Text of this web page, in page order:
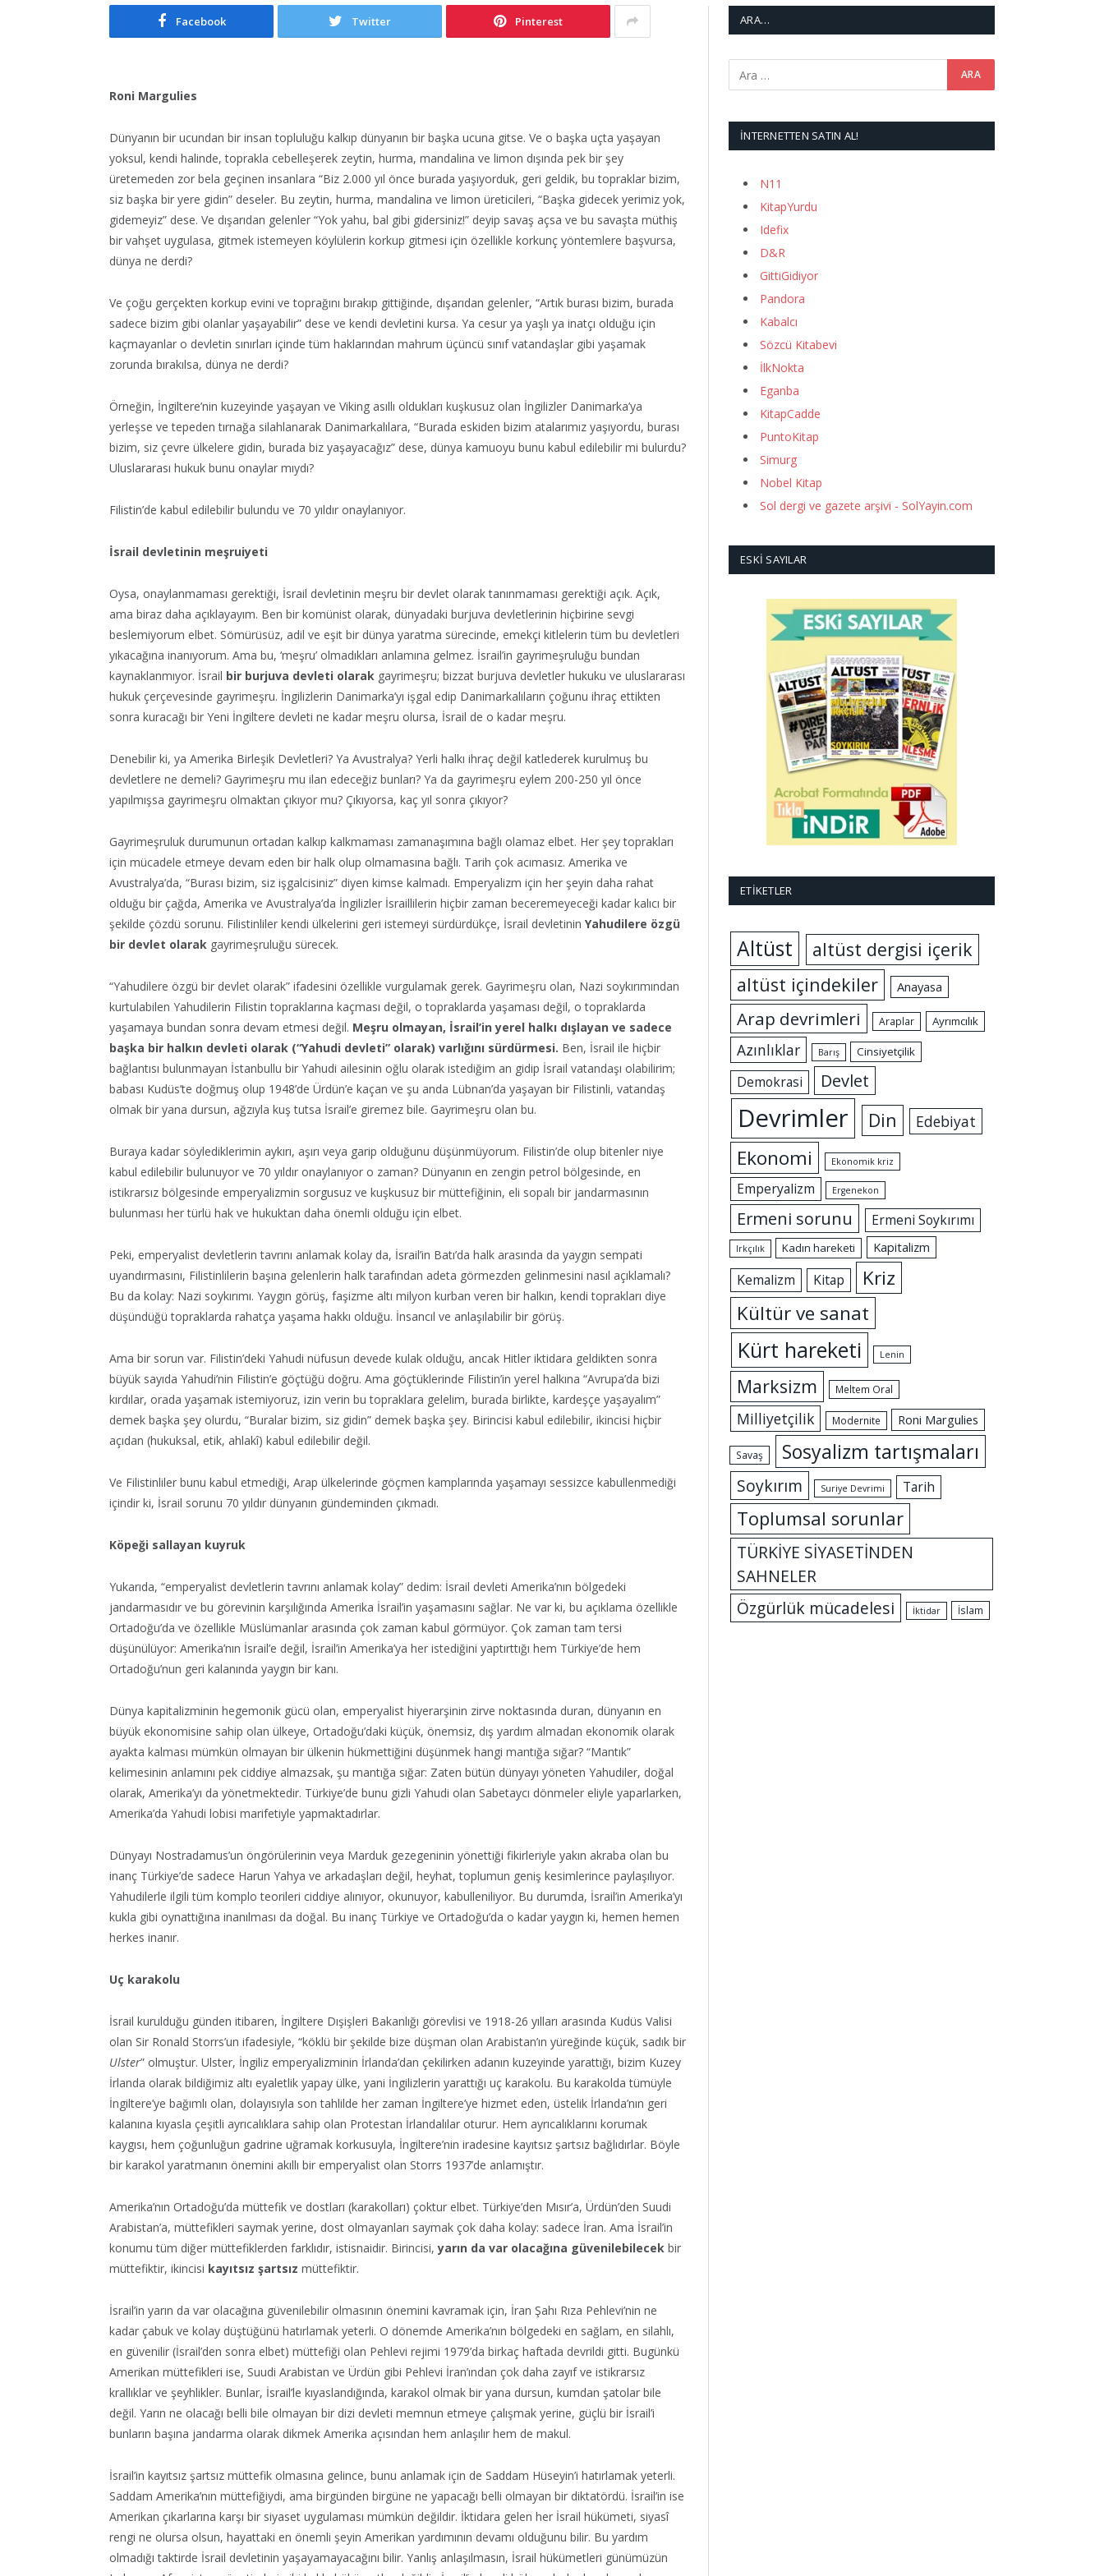
Facebook Twitter Pinterest
Roni Margulies
Dünyanın bir ucundan bir insan topluluğu kalkıp dünyanın bir başka ucuna gitse. Ve o başka uçta yaşayan
yoksul, kendi halinde, toprakla cebelleşerek zeytin, hurma, mandalina ve limon dışında pek bir şey
üretemeden zor bela geçinen insanlara “Biz 2.000 yıl önce burada yaşıyorduk, geri geldik, bu topraklar bizim,
siz başka bir yere gidin” deseler. Bu zeytin, hurma, mandalina ve limon üreticileri, “Başka gidecek yerimiz yok,
gidemeyiz” dese. Ve dışarıdan gelenler “Yok yahu, bal gibi gidersiniz!” deyip savaş açsa ve bu savaşta müthiş
bir vahşet uygulasa, gitmek istemeyen köylülerin korkup gitmesi için özellikle korkunç yöntemlere başvursa,
dünya ne derdi?
Ve çoğu gerçekten korkup evini ve toprağını bırakıp gittiğinde, dışarıdan gelenler, “Artık burası bizim, burada
sadece bizim gibi olanlar yaşayabilir” dese ve kendi devletini kursa. Ya cesur ya yaşlı ya inatçı olduğu için
kaçmayanlar o devletin sınırları içinde tüm haklarından mahrum üçüncü sınıf vatandaşlar gibi yaşamak
zorunda bırakılsa, dünya ne derdi?
Örneğin, İngiltere’nin kuzeyinde yaşayan ve Viking asıllı oldukları kuşkusuz olan İngilizler Danimarka’ya
yerleşse ve tepeden tırnağa silahlanarak Danimarkalılara, “Burada eskiden bizim atalarımız yaşıyordu, burası
bizim, siz çevre ülkelere gidin, burada biz yaşayacağız” dese, dünya kamuoyu bunu kabul edilebilir mi bulurdu?
Uluslararası hukuk bunu onaylar mıydı?
Filistin’de kabul edilebilir bulundu ve 70 yıldır onaylanıyor.
İsrail devletinin meşruiyeti
Oysa, onaylanmaması gerektiği, İsrail devletinin meşru bir devlet olarak tanınmaması gerektiği açık. Açık,
ama biraz daha açıklayayım. Ben bir komünist olarak, dünyadaki burjuva devletlerinin hiçbirine sevgi
beslemiyorum elbet. Sömürüsüz, adil ve eşit bir dünya yaratma sürecinde, emekçi kitlelerin tüm bu devletleri
yıkacağına inanıyorum. Ama bu, ‘meşru’ olmadıkları anlamına gelmez. İsrail’in gayrimeşruluğu bundan
kaynaklanmıyor. İsrail bir burjuva devleti olarak gayrimeşru; bizzat burjuva devletler hukuku ve uluslararası
hukuk çerçevesinde gayrimeşru. İngilizlerin Danimarka’yı işgal edip Danimarkalıların çoğunu ihraç ettikten
sonra kuracağı bir Yeni İngiltere devleti ne kadar meşru olursa, İsrail de o kadar meşru.
Denebilir ki, ya Amerika Birleşik Devletleri? Ya Avustralya? Yerli halkı ihraç değil katlederek kurulmuş bu
devletlere ne demeli? Gayrimeşru mu ilan edeceğiz bunları? Ya da gayrimeşru eylem 200-250 yıl önce
yapılmışsa gayrimeşru olmaktan çıkıyor mu? Çıkıyorsa, kaç yıl sonra çıkıyor?
Gayrimeşruluk durumunun ortadan kalkıp kalkmaması zamanaşımına bağlı olamaz elbet. Her şey toprakları
için mücadele etmeye devam eden bir halk olup olmamasına bağlı. Tarih çok acımasız. Amerika ve
Avustralya’da, “Burası bizim, siz işgalcisiniz” diyen kimse kalmadı. Emperyalizm için her şeyin daha rahat
olduğu bir çağda, Amerika ve Avustralya’da İngilizler İsraillilerin hiçbir zaman beceremeyeceği kadar kalıcı bir
şekilde çözdü sorunu. Filistinliler kendi ülkelerini geri istemeyi sürdürdükçe, İsrail devletinin Yahudilere özgü
bir devlet olarak gayrimeşruluğu sürecek.
“Yahudilere özgü bir devlet olarak” ifadesini özellikle vurgulamak gerek. Gayrimeşru olan, Nazi soykırımından
kurtulabilen Yahudilerin Filistin topraklarına kaçması değil, o topraklarda yaşaması değil, o topraklarda
yaşamaya bundan sonra devam etmesi değil. Meşru olmayan, İsrail’in yerel halkı dışlayan ve sadece
başka bir halkın devleti olarak (“Yahudi devleti” olarak) varlığını sürdürmesi. Ben, İsrail ile hiçbir
bağlantısı bulunmayan İstanbullu bir Yahudi ailesinin oğlu olarak istediğim an gidip İsrail vatandaşı olabilirim;
babası Kudüs’te doğmuş olup 1948’de Ürdün’e kaçan ve şu anda Lübnan’da yaşayan bir Filistinli, vatandaş
olmak bir yana dursun, ağzıyla kuş tutsa İsrail’e giremez bile. Gayrimeşru olan bu.
Buraya kadar söylediklerimin aykırı, aşırı veya garip olduğunu düşünmüyorum. Filistin’de olup bitenler niye
kabul edilebilir bulunuyor ve 70 yıldır onaylanıyor o zaman? Dünyanın en zengin petrol bölgesinde, en
istikrarsız bölgesinde emperyalizmin sorgusuz ve kuşkusuz bir müttefiğinin, eli sopalı bir jandarmasının
bulunması her türlü hak ve hukuktan daha önemli olduğu için elbet.
Peki, emperyalist devletlerin tavrını anlamak kolay da, İsrail’in Batı’da halk arasında da yaygın sempati
uyandırmasını, Filistinlilerin başına gelenlerin halk tarafından adeta görmezden gelinmesini nasıl açıklamalı?
Bu da kolay: Nazi soykırımı. Yaygın görüş, faşizme altı milyon kurban veren bir halkın, kendi toprakları diye
düşündüğü topraklarda rahatça yaşama hakkı olduğu. İnsancıl ve anlaşılabilir bir görüş.
Ama bir sorun var. Filistin’deki Yahudi nüfusun devede kulak olduğu, ancak Hitler iktidara geldikten sonra
büyük sayıda Yahudi’nin Filistin’e göçtüğü doğru. Ama göçtüklerinde Filistin’in yerel halkına “Avrupa’da bizi
kırdılar, orada yaşamak istemiyoruz, izin verin bu topraklara gelelim, burada birlikte, kardeşçe yaşayalım”
demek başka şey olurdu, “Buralar bizim, siz gidin” demek başka şey. Birincisi kabul edilebilir, ikincisi hiçbir
açıdan (hukuksal, etik, ahlakî) kabul edilebilir değil.
Ve Filistinliler bunu kabul etmediği, Arap ülkelerinde göçmen kamplarında yaşamayı sessizce kabullenmediği
içindir ki, İsrail sorunu 70 yıldır dünyanın gündeminden çıkmadı.
Köpeği sallayan kuyruk
Yukarıda, “emperyalist devletlerin tavrını anlamak kolay” dedim: İsrail devleti Amerika’nın bölgedeki
jandarmasıdır ve bu görevinin karşılığında Amerika İsrail’in yaşamasını sağlar. Ne var ki, bu açıklama özellikle
Ortadoğu’da ve özellikle Müslümanlar arasında çok zaman kabul görmüyor. Çok zaman tam tersi
düşünülüyor: Amerika’nın İsrail’e değil, İsrail’in Amerika’ya her istediğini yaptırttığı hem Türkiye’de hem
Ortadoğu’nun geri kalanında yaygın bir kanı.
Dünya kapitalizminin hegemonik gücü olan, emperyalist hiyerarşinin zirve noktasında duran, dünyanın en
büyük ekonomisine sahip olan ülkeye, Ortadoğu’daki küçük, önemsiz, dış yardım almadan ekonomik olarak
ayakta kalması mümkün olmayan bir ülkenin hükmettiğini düşünmek hangi mantığa sığar? “Mantık”
kelimesinin anlamını pek ciddiye almazsak, şu mantığa sığar: Zaten bütün dünyayı yöneten Yahudiler, doğal
olarak, Amerika’yı da yönetmektedir. Türkiye’de bunu gizli Yahudi olan Sabetaycı dönmeler eliyle yaparlarken,
Amerika’da Yahudi lobisi marifetiyle yapmaktadırlar.
Dünyayı Nostradamus’un öngörülerinin veya Marduk gezegeninin yönettiği fikirleriyle yakın akraba olan bu
inanç Türkiye’de sadece Harun Yahya ve arkadaşları değil, heyhat, toplumun geniş kesimlerince paylaşılıyor.
Yahudilerle ilgili tüm komplo teorileri ciddiye alınıyor, okunuyor, kabulleniliyor. Bu durumda, İsrail’in Amerika’yı
kukla gibi oynattığına inanılması da doğal. Bu inanç Türkiye ve Ortadoğu’da o kadar yaygın ki, hemen hemen
herkes inanır.
Uç karakolu
İsrail kurulduğu günden itibaren, İngiltere Dışişleri Bakanlığı görevlisi ve 1918-26 yılları arasında Kudüs Valisi
olan Sir Ronald Storrs’un ifadesiyle, “köklü bir şekilde bize düşman olan Arabistan’ın yüreğinde küçük, sadık bir
Ulster” olmuştur. Ulster, İngiliz emperyalizminin İrlanda’dan çekilirken adanın kuzeyinde yarattığı, bizim Kuzey
İrlanda olarak bildiğimiz altı eyaletlik yapay ülke, yani İngilizlerin yarattığı uç karakolu. Bu karakolda tümüyle
İngiltere’ye bağımlı olan, dolayısıyla son tahlilde her zaman İngiltere’ye hizmet eden, üstelik İrlanda’nın geri
kalanına kıyasla çeşitli ayrıcalıklara sahip olan Protestan İrlandalılar oturur. Hem ayrıcalıklarını korumak
kaygısı, hem çoğunluğun gadrine uğramak korkusuyla, İngiltere’nin iradesine kayıtsız şartsız bağlıdırlar. Böyle
bir karakol yaratmanın önemini akıllı bir emperyalist olan Storrs 1937’de anlamıştır.
Amerika’nın Ortadoğu’da müttefik ve dostları (karakolları) çoktur elbet. Türkiye’den Mısır’a, Ürdün’den Suudi
Arabistan’a, müttefikleri saymak yerine, dost olmayanları saymak çok daha kolay: sadece İran. Ama İsrail’in
konumu tüm diğer müttefiklerden farklıdır, istisnaidir. Birincisi,yarın da var olacağına güvenilebilecek bir
müttefiktir, ikincisi kayıtsız şartsız müttefiktir.
İsrail’in yarın da var olacağına güvenilebilir olmasının önemini kavramak için, İran Şahı Rıza Pehlevi’nin ne
kadar çabuk ve kolay düştüğünü hatırlamak yeterli. O dönemde Amerika’nın bölgedeki en sağlam, en silahlı,
en güvenilir (İsrail’den sonra elbet) müttefiği olan Pehlevi rejimi 1979’da birkaç haftada devrildi gitti. Bugünkü
Amerikan müttefikleri ise, Suudi Arabistan ve Ürdün gibi Pehlevi İran’ından çok daha zayıf ve istikrarsız
krallıklar ve şeyhlikler. Bunlar, İsrail’le kıyaslandığında, karakol olmak bir yana dursun, kumdan şatolar bile
değil. Yarın ne olacağı belli bile olmayan bir dizi devleti memnun etmeye çalışmak yerine, güçlü bir İsrail’i
bunların başına jandarma olarak dikmek Amerika açısından hem anlaşılır hem de makul.
İsrail’in kayıtsız şartsız müttefik olmasına gelince, bunu anlamak için de Saddam Hüseyin’i hatırlamak yeterli.
Saddam Amerika’nın müttefiğiydi, ama birgünden birgüne ne yapacağı belli olmayan bir diktatördü. İsrail’in ise
Amerikan çıkarlarına karşı bir siyaset uygulaması mümkün değildir. İktidara gelen her İsrail hükümeti, siyasî
rengi ne olursa olsun, hayattaki en önemli şeyin Amerikan yardımının devamı olduğunu bilir. Bu yardım
olmadığı taktirde İsrail devletinin yaşayamayacağını bilir. Yanlış anlaşılmasın, İsrail hükümetleri günümüzün
ARA…
İNTERNETTEN SATIN AL!
N11
KitapYurdu
Idefix
D&R
GittiGidiyor
Pandora
Kabalcı
Sözcü Kitabevi
İlkNokta
Eganba
KitapCadde
PuntoKitap
Simurg
Nobel Kitap
Sol dergi ve gazete arşivi - SolYayin.com
ESKI SAYILAR
ETIKETLER
Altüst
altüst dergisi içerik
altüst içindekiler
Anayasa
Arap devrimleri Araplar Ayrımcılık
Azınlıklar Barış Cinsiyetçilik
Demokrasi Devlet
Devrimler Din Edebiyat
Ekonomi Ekonomik kriz
Emperyalizm Ergenekon
Ermeni sorunu Ermeni Soykırımı
Irkçılık Kadın hareketi Kapitalizm
Kemalizm Kitap
Kriz
Kültür ve sanat
Kürt hareketi Lenin
Marksizm Meltem Oral
Milliyetçilik Modernite Roni Margulies
Savaş Sosyalizm tartışmaları
Soykırım Suriye Devrimi Tarih
Toplumsal sorunlar
TÜRKİYE SİYASETİNDEN
SAHNELER
Özgürlük mücadelesi
İktidar İslam